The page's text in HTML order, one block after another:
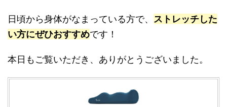
日頃から身体がなまっている方で、 ストレッチした
い方にぜひおすすめです！
本日もご覧いただき、ありがとうございました。